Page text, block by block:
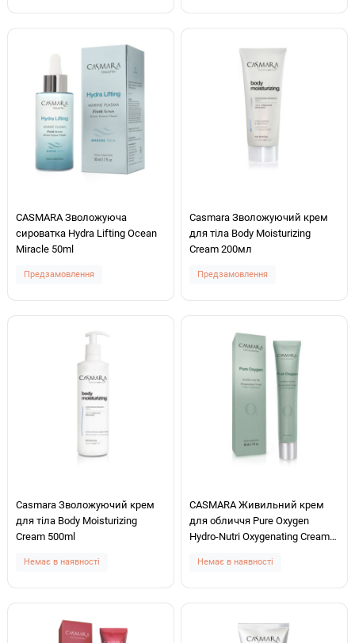
CASMARA Зволожуюча
сироватка Hydra Lifting Ocean
Miracle 50ml
Предзамовлення
Casmara Зволожуючий крем
для тіла Body Moisturizing
Cream 200мл
Предзамовлення
Casmara Зволожуючий крем
для тіла Body Moisturizing
Cream 500ml
Немає в наявності
CASMARA Живильний крем
для обличчя Pure Oxygen
Hydro-Nutri Oxygenating Cream
Немає в наявності